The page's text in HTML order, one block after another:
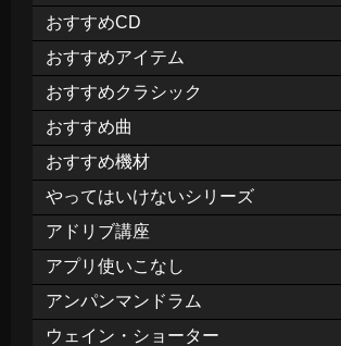
おすすめCD
おすすめアイテム
おすすめクラシック
おすすめ曲
おすすめ機材
やってはいけないシリーズ
アドリブ講座
アプリ使いこなし
アンパンマンドラム
ウェイン・ショーター